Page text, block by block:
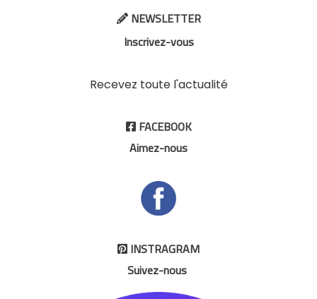
NEWSLETTER
Inscrivez-vous
Recevez toute l'actualité
FACEBOOK
Aimez-nous
 INSTRAGRAM
Suivez-nous